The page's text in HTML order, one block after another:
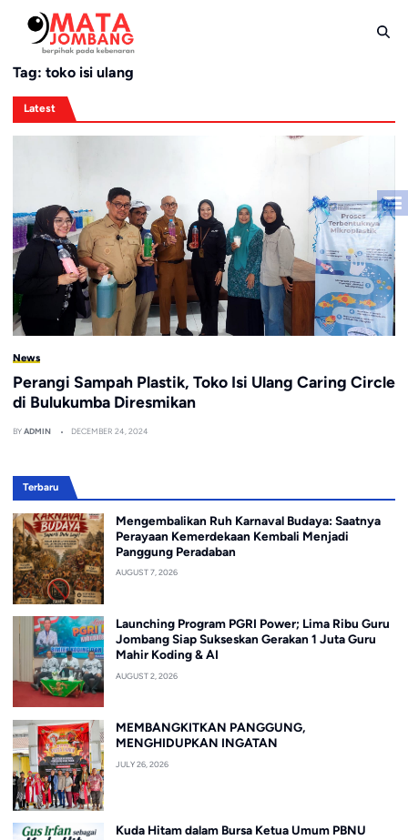
content
Tag: toko isi ulang
Latest
News
Perangi Sampah Plastik, Toko Isi Ulang Caring Circle
di Bulukumba Diresmikan
BYADMIN DECEMBER 24, 2024
Terbaru
Mengembalikan Ruh Karnaval Budaya: Saatnya
Perayaan Kemerdekaan Kembali Menjadi
Panggung Peradaban
AUGUST 7, 2026
Launching Program PGRI Power; Lima Ribu Guru
Jombang Siap Sukseskan Gerakan 1 Juta Guru
Mahir Koding & AI
AUGUST 2, 2026
MEMBANGKITKAN PANGGUNG,
MENGHIDUPKAN INGATAN
JULY 26, 2026
Kuda Hitam dalam Bursa Ketua Umum PBNU